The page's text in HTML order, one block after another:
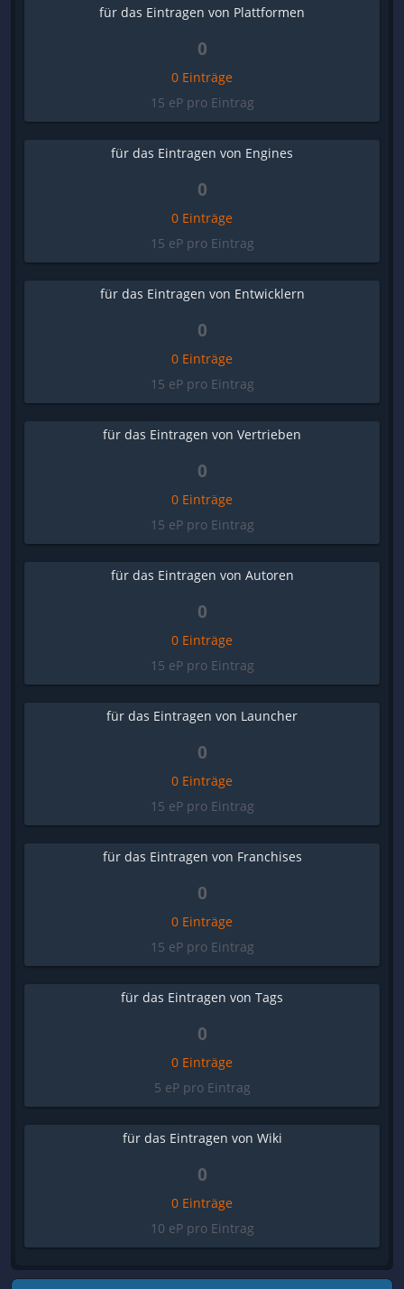
für das Eintragen von Plattformen
0
0 Einträge
15 eP pro Eintrag
für das Eintragen von Engines
0
0 Einträge
15 eP pro Eintrag
für das Eintragen von Entwicklern
0
0 Einträge
15 eP pro Eintrag
für das Eintragen von Vertrieben
0
0 Einträge
15 eP pro Eintrag
für das Eintragen von Autoren
0
0 Einträge
15 eP pro Eintrag
für das Eintragen von Launcher
0
0 Einträge
15 eP pro Eintrag
für das Eintragen von Franchises
0
0 Einträge
15 eP pro Eintrag
für das Eintragen von Tags
0
0 Einträge
5 eP pro Eintrag
für das Eintragen von Wiki
0
0 Einträge
10 eP pro Eintrag